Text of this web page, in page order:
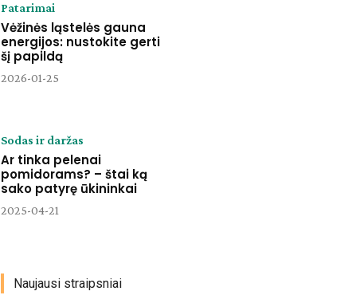
Patarimai
Vėžinės ląstelės gauna
energijos: nustokite gerti
šį papildą
2026-01-25
Sodas ir daržas
Ar tinka pelenai
pomidorams? – štai ką
sako patyrę ūkininkai
2025-04-21
Naujausi straipsniai